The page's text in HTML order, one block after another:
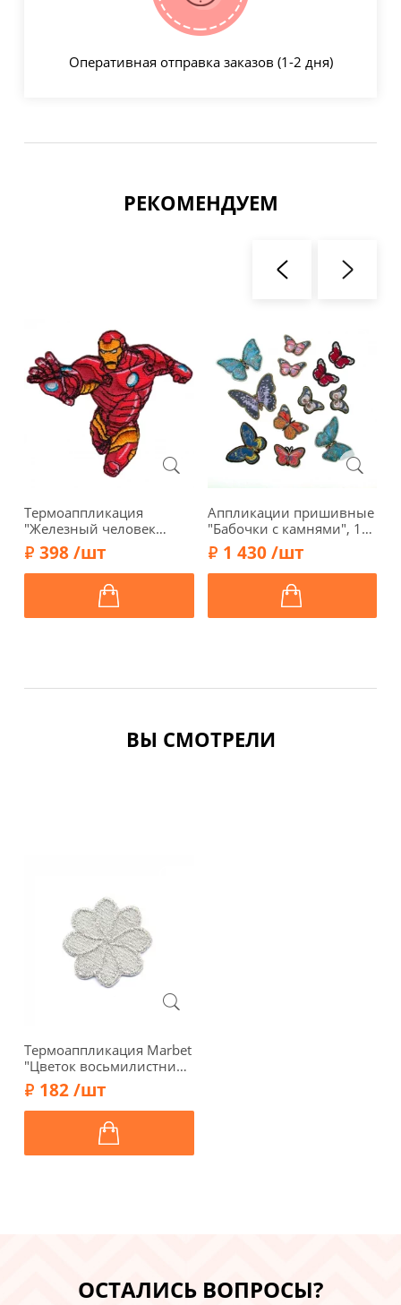
Оперативная отправка заказов (1-2 дня)
РЕКОМЕНДУЕМ
Термоаппликация
"Железный человек
летящий", 8 x 4,1 см, арт.
33896
398 /шт
Аппликации пришивные
"Бабочки с камнями", 12
шт. в наборе
1 430 /шт
ВЫ СМОТРЕЛИ
Термоаппликация Marbet
"Цветок восьмилистник",
3 х 3 см, серебро,
569205.W
182 /шт
ОСТАЛИСЬ ВОПРОСЫ?